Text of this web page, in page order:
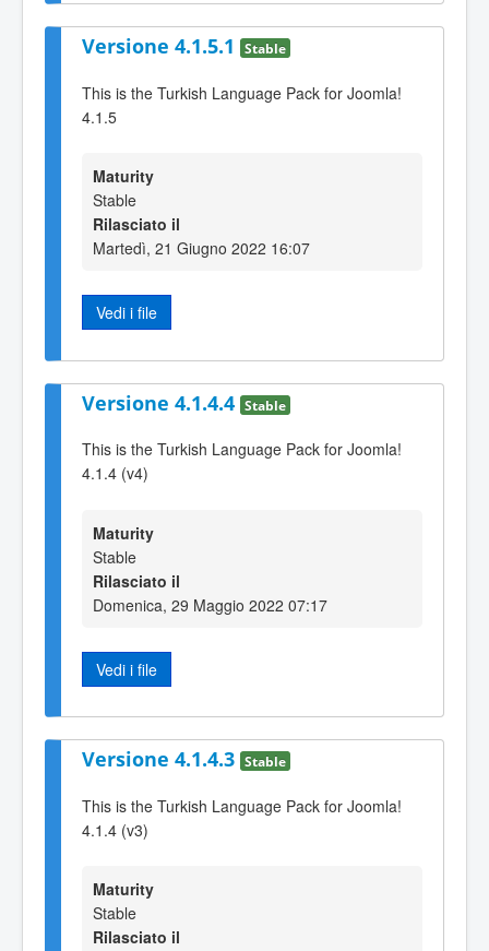
Versione 4.1.5.1 Stable
This is the Turkish Language Pack for Joomla!
4.1.5
Maturity
Stable
Rilasciato il
Martedì, 21 Giugno 2022 16:07
Vedi i file
Versione 4.1.4.4 Stable
This is the Turkish Language Pack for Joomla!
4.1.4 (v4)
Maturity
Stable
Rilasciato il
Domenica, 29 Maggio 2022 07:17
Vedi i file
Versione 4.1.4.3 Stable
This is the Turkish Language Pack for Joomla!
4.1.4 (v3)
Maturity
Stable
Rilasciato il